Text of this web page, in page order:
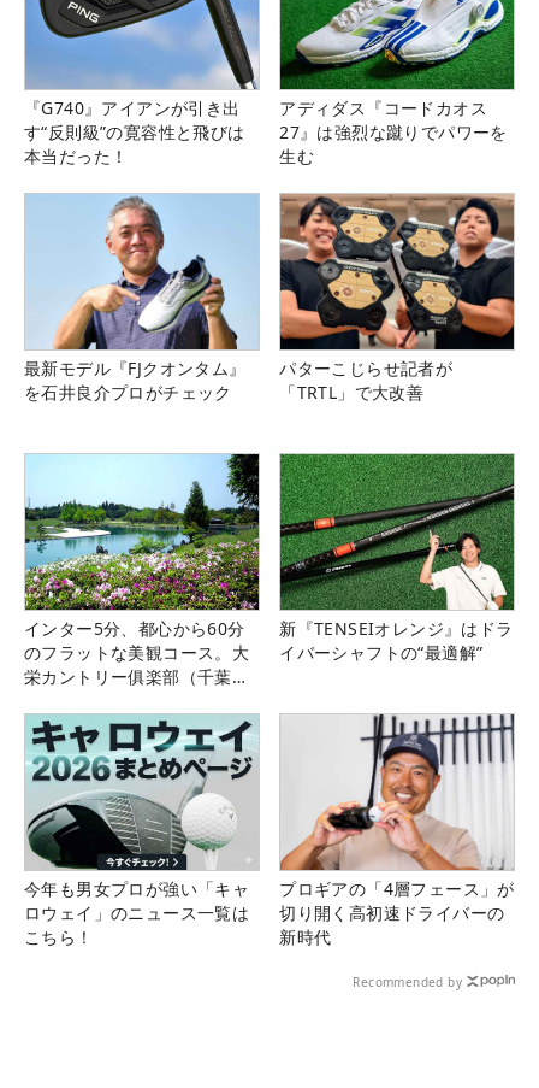
『G740』アイアンが引き出
す“反則級”の寛容性と飛びは
本当だった！
アディダス『コードカオス
27』は強烈な蹴りでパワーを
生む
最新モデル『FJクオンタム』
を石井良介プロがチェック
パターこじらせ記者が
「TRTL」で大改善
インター5分、都心から60分
のフラットな美観コース。大
栄カントリー俱楽部（千葉
新『TENSEIオレンジ』はドラ
イバーシャフトの“最適解”
今年も男女プロが強い「キャ
ロウェイ」のニュース一覧は
こちら！
プロギアの「4層フェース」が
切り開く高初速ドライバーの
新時代
Recommended by